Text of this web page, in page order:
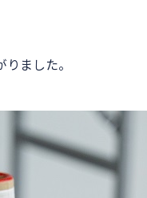
ました。